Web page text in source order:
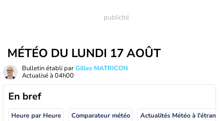
MÉTÉO DU LUNDI 17 AOÛT
Bulletin établi parGilles MATRICON
Actualisé à 04h00
En bref
Heure par Heure Comparateur météo